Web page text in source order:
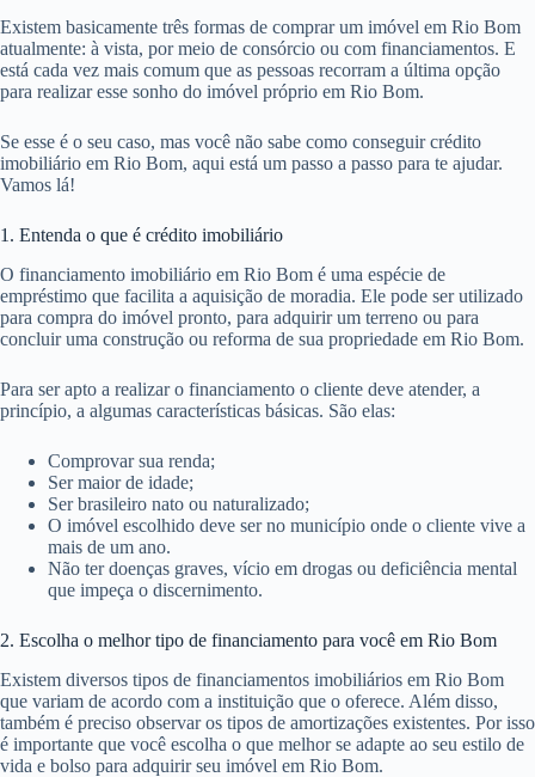
Existem basicamente três formas de comprar um imóvel em Rio Bom
atualmente: à vista, por meio de consórcio ou com financiamentos. E
está cada vez mais comum que as pessoas recorram a última opção
para realizar esse sonho do imóvel próprio em Rio Bom.
Se esse é o seu caso, mas você não sabe como conseguir crédito
imobiliário em Rio Bom, aqui está um passo a passo para te ajudar.
Vamos lá!
1. Entenda o que é crédito imobiliário
O financiamento imobiliário em Rio Bom é uma espécie de
empréstimo que facilita a aquisição de moradia. Ele pode ser utilizado
para compra do imóvel pronto, para adquirir um terreno ou para
concluir uma construção ou reforma de sua propriedade em Rio Bom.
Para ser apto a realizar o financiamento o cliente deve atender, a
princípio, a algumas características básicas. São elas:
Comprovar sua renda;
Ser maior de idade;
Ser brasileiro nato ou naturalizado;
O imóvel escolhido deve ser no município onde o cliente vive a
mais de um ano.
Não ter doenças graves, vício em drogas ou deficiência mental
que impeça o discernimento.
2. Escolha o melhor tipo de financiamento para você em Rio Bom
Existem diversos tipos de financiamentos imobiliários em Rio Bom
que variam de acordo com a instituição que o oferece. Além disso,
também é preciso observar os tipos de amortizações existentes. Por isso
é importante que você escolha o que melhor se adapte ao seu estilo de
vida e bolso para adquirir seu imóvel em Rio Bom.